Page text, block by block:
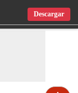
Descargar